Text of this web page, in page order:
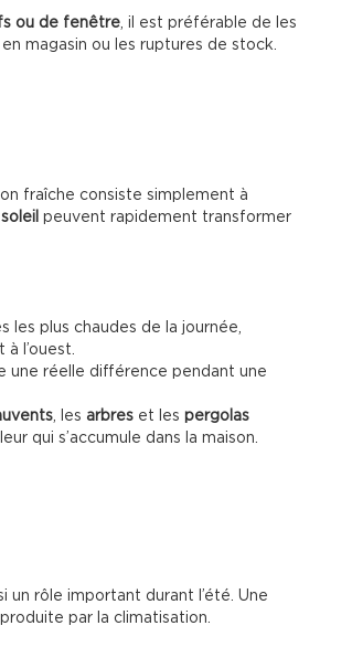
ou de fenêtre , il est préférable de les
magasin ou les ruptures de stock.
fraîche consiste simplement à
peuvent rapidement transformer
les plus chaudes de la journée,
l’ouest.
une réelle différence pendant une
, les arbres et les pergolas
qui s’accumule dans la maison.
un rôle important durant l’été. Une
par la climatisation.